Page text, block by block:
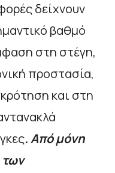
δείχνουν
βαθμό
στη στέγη,
προστασία,
και στη
. Από μόνη